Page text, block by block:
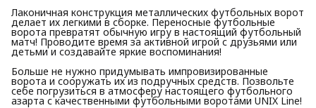
Лаконичная конструкция металлических футбольных ворот
делает их легкими в сборке. Переносные футбольные
ворота превратят обычную игру в настоящий футбольный
матч! Проводите время за активной игрой с друзьями или
детьми и создавайте яркие воспоминания!
Больше не нужно придумывать импровизированные
ворота и сооружать их из подручных средств. Позвольте
себе погрузиться в атмосферу настоящего футбольного
азарта с качественными футбольными воротами UNIX Line!